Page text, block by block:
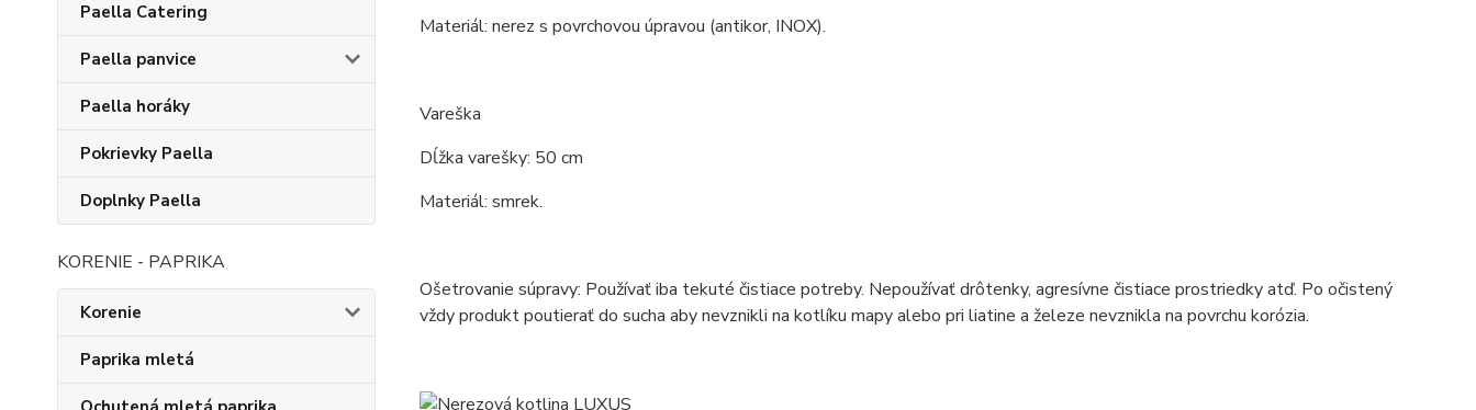
Paella Catering
Paella panvice
Paella horáky
Pokrievky Paella
Doplnky Paella
KORENIE - PAPRIKA
Korenie
Paprika mletá
Materiál: nerez s povrchovou úpravou (antikor, INOX).
Vareška
Dĺžka varešky: 50 cm
Materiál: smrek.
Ošetrovanie súpravy: Používať iba tekuté čistiace potreby. Nepoužívať drôtenky, agresívne čistiace prostriedky atď. Po očistený
vždy produkt poutierať do sucha aby nevznikli na kotlíku mapy alebo pri liatine a železe nevznikla na povrchu korózia.